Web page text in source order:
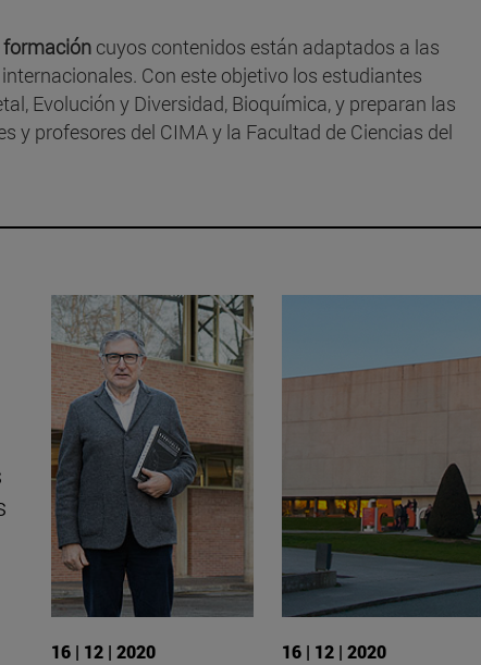
cuyos contenidos están adaptados a las
Con este objetivo los estudiantes
Evolución y Diversidad, Bioquímica, y preparan las
y profesores del CIMA y la Facultad de Ciencias del
16 | 12 | 2020 16 | 12 | 2020